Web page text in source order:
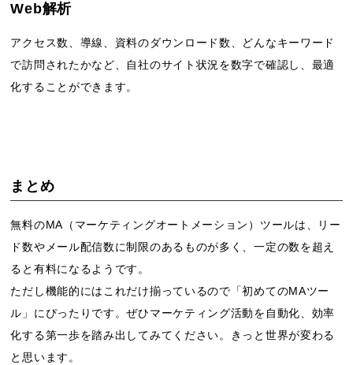
Web解析
アクセス数、導線、資料のダウンロード数、どんなキーワード
で訪問されたかなど、自社のサイト状況を数字で確認し、最適
化することができます。
まとめ
無料のMA（マーケティングオートメーション）ツールは、リー
ド数やメール配信数に制限のあるものが多く、一定の数を超え
ると有料になるようです。
ただし機能的にはこれだけ揃っているので「初めてのMAツー
ル」にぴったりです。ぜひマーケティング活動を自動化、効率
化する第一歩を踏み出してみてください。きっと世界が変わる
と思います。